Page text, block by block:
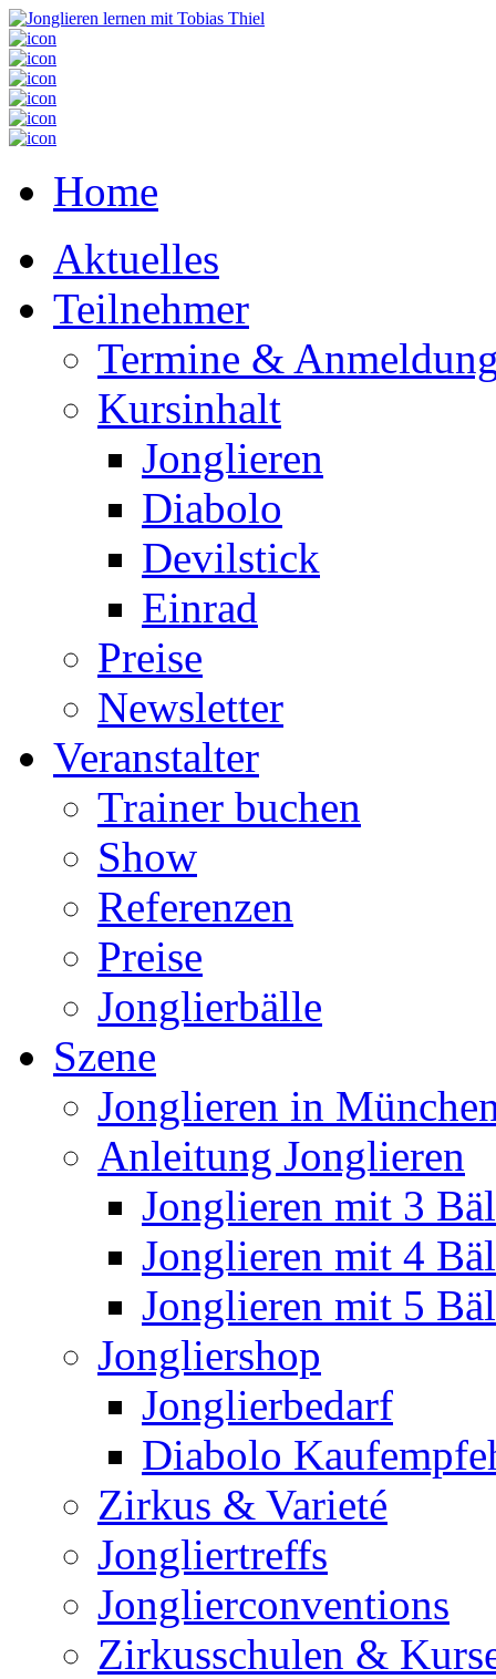
Home
Aktuelles
Teilnehmer
Termine &
Kursinhalt
Jonglieren
Diabolo
Devilstick
Einrad
Preise
Newsletter
Veranstalter
Trainer buchen
Show
Referenzen
Preise
Jonglierbälle
Szene
Jonglieren in
Anleitung Jonglieren
Jonglieren mit 3
Jonglieren mit 4
Jonglieren mit 5
Jongliershop
Jonglierbedarf
Diabolo
Zirkus & Varieté
Jongliertreffs
Jonglierconventions
Zirkusschulen &